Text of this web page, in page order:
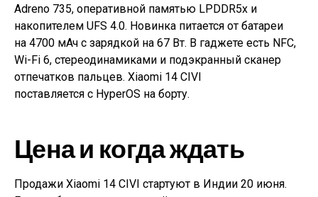
Adreno 735, оперативной памятью LPDDR5x и
накопителем UFS 4.0. Новинка питается от батареи
на 4700 мАч с зарядкой на 67 Вт. В гаджете есть NFC,
Wi-Fi 6, стереодинамиками и подэкранный сканер
отпечатков пальцев. Xiaomi 14 CIVI
поставляется с HyperOS на борту.
Цена и когда ждать
Продажи Xiaomi 14 CIVI стартуют в Индии 20 июня.